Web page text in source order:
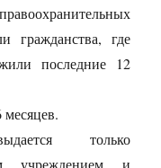
гражданства, где
последние 12
месяцев.
только